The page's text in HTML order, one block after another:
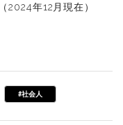
年12月現在）
#社会人